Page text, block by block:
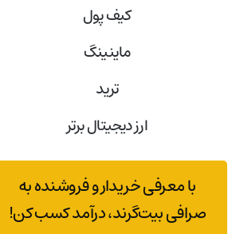
کیف پول
ماینینگ
ترید
ارز دیجیتال برتر
با معرفی خریدار و فروشنده به
صرافی بیت‌گرند، درآمد کسب کن!